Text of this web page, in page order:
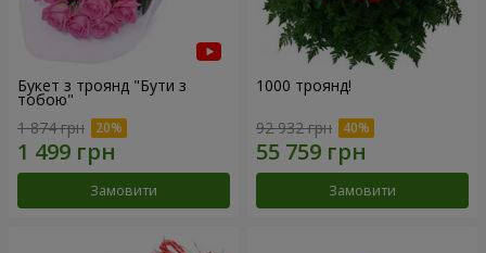
Букет з троянд "Бути з
тобою"
1 874 грн
Замовити
1000 троянд!
92 932 грн
Замовити